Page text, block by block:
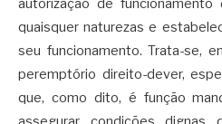
autorização de
quaisquer naturezas e
seu funcionamento. Trata-se,
peremptório direito-dever,
que, como dito, é função